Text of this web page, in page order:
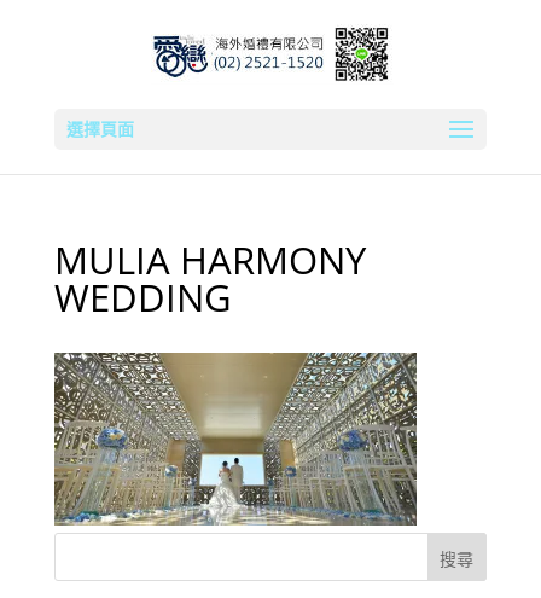
選擇頁面
MULIA HARMONY
WEDDING